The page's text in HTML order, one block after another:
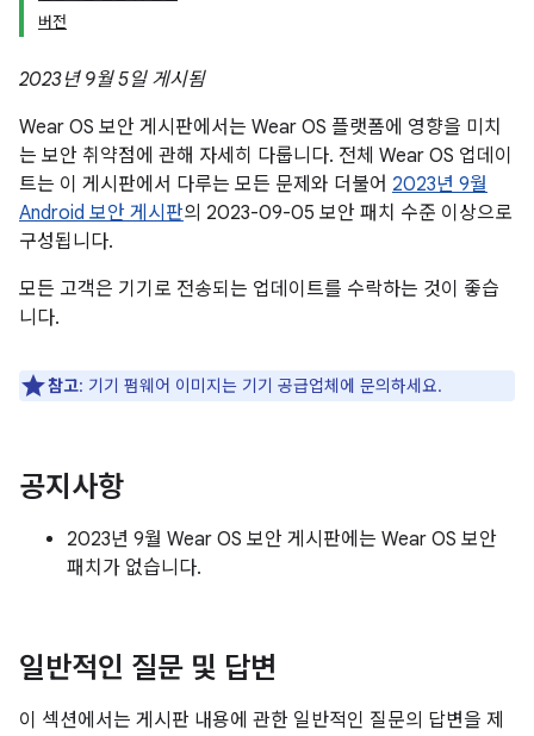
버전
2023년 9월 5일 게시됨
Wear OS 보안 게시판에서는 Wear OS 플랫폼에 영향을 미치
는 보안 취약점에 관해 자세히 다룹니다. 전체 Wear OS 업데이
트는 이 게시판에서 다루는 모든 문제와 더불어 2023년 9월
Android 보안 게시판의 2023-09-05 보안 패치 수준 이상으로
구성됩니다.
모든 고객은 기기로 전송되는 업데이트를 수락하는 것이 좋습
니다.
참고: 기기 펌웨어 이미지는 기기 공급업체에 문의하세요.
공지사항
2023년 9월 Wear OS 보안 게시판에는 Wear OS 보안
패치가 없습니다.
일반적인 질문 및 답변
이 섹션에서는 게시판 내용에 관한 일반적인 질문의 답변을 제